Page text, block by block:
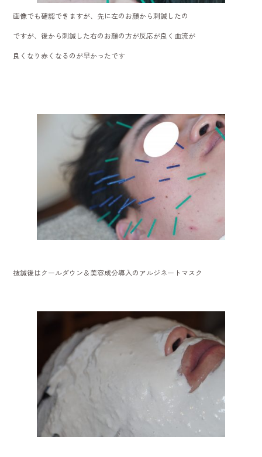
画像でも確認できますが、先に左のお顔から刺鍼したの
ですが、後から刺鍼した右のお顔の方が反応が良く血流が
良くなり赤くなるのが早かったです
抜鍼後はクールダウン＆美容成分導入のアルジネートマスク